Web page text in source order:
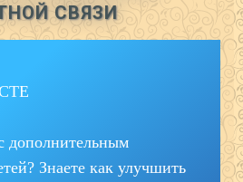
СВЯЗИ
дополнительным
Знаете как улучшить